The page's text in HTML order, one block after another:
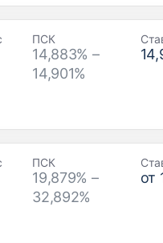
ПСК
14,883% –
14,901%
ПСК
19,879% –
32,892%
от